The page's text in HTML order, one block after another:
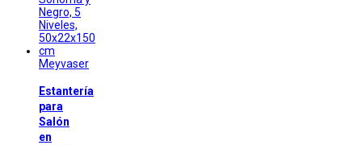
Meyvaser
Estantería
para
Salón
en